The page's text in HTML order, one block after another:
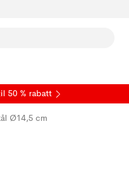
50 % rabatt
Ø14,5 cm